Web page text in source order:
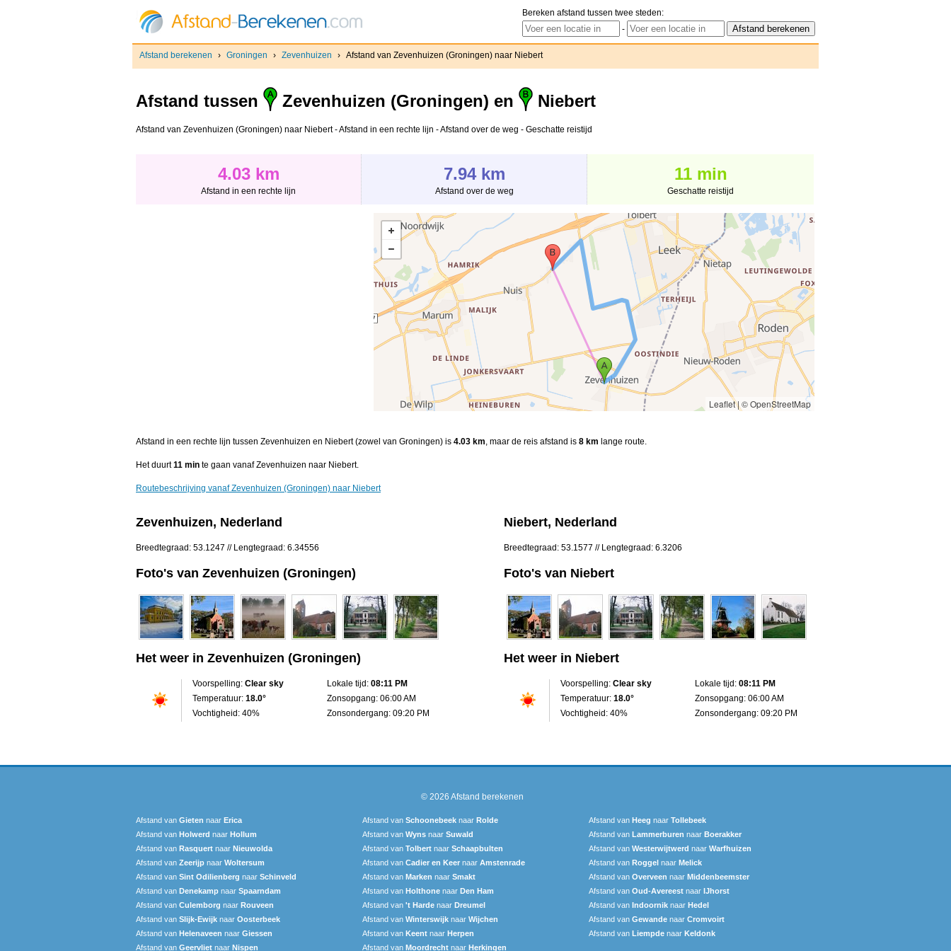
Bereken afstand tussen twee steden:
-
Afstand berekenen › Groningen › Zevenhuizen › Afstand van Zevenhuizen (Groningen) naar Niebert
Afstand tussen Zevenhuizen (Groningen) en Niebert
Afstand van Zevenhuizen (Groningen) naar Niebert - Afstand in een rechte lijn - Afstand over de weg - Geschatte reistijd
4.03 km
Afstand in een rechte lijn
7.94 km
Afstand over de weg
11 min
Geschatte reistijd
Leaflet|© OpenStreetMap
Afstand in een rechte lijn tussen Zevenhuizen en Niebert (zowel van Groningen) is 4.03 km, maar de reis afstand is 8 km lange route.
Het duurt11 min te gaan vanaf Zevenhuizen naar Niebert.
Routebeschrijving vanaf Zevenhuizen (Groningen) naar Niebert
Zevenhuizen, Nederland
Breedtegraad: 53.1247 // Lengtegraad: 6.34556
Foto's van Zevenhuizen (Groningen)
Het weer in Zevenhuizen (Groningen)
Voorspelling: Clear sky
Temperatuur: 18.0°
Vochtigheid: 40%
Lokale tijd: 08:11 PM
Zonsopgang: 06:00 AM
Zonsondergang: 09:20 PM
Niebert, Nederland
Breedtegraad: 53.1577 // Lengtegraad: 6.3206
Foto's van Niebert
Het weer in Niebert
Voorspelling: Clear sky
Temperatuur: 18.0°
Vochtigheid: 40%
Lokale tijd: 08:11 PM
Zonsopgang: 06:00 AM
Zonsondergang: 09:20 PM
© 2026 Afstand berekenen
Afstand van Gieten naar Erica Afstand van Schoonebeek naar Rolde Afstand van Heeg naar Tollebeek
Afstand van Holwerd naar Hollum Afstand van Wyns naar Suwald Afstand van Lammerburen naar Boerakker
Afstand van Rasquert naar Nieuwolda Afstand van Tolbert naar Schaapbulten Afstand van Westerwijtwerd naar Warfhuizen
Afstand van Zeerijp naar Woltersum Afstand van Cadier en Keer naar Amstenrade Afstand van Roggel naar Melick
Afstand van Sint Odilienberg naar Schinveld Afstand van Marken naar Smakt Afstand van Overveen naar Middenbeemster
Afstand van Denekamp naar Spaarndam Afstand van Holthone naar Den Ham Afstand van Oud-Avereest naar IJhorst
Afstand van Culemborg naar Rouveen Afstand van 't Harde naar Dreumel Afstand van Indoornik naar Hedel
Afstand van Slijk-Ewijk naar Oosterbeek Afstand van Winterswijk naar Wijchen Afstand van Gewande naar Cromvoirt
Afstand van Helenaveen naar Giessen Afstand van Keent naar Herpen Afstand van Liempde naar Keldonk
Afstand van Geervliet naar Nispen Afstand van Moordrecht naar Herkingen